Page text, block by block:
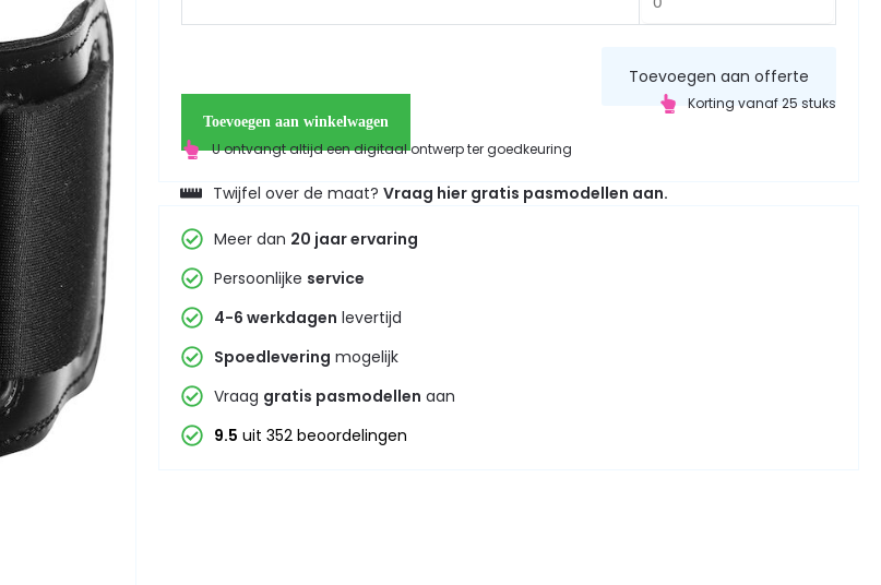
Toevoegen aan winkelwagen
U ontvangt altijd een digitaal ontwerp ter goedkeuring
Toevoegen aan offerte
Korting vanaf 25 stuks
Twijfel over de maat? Vraag hier gratis pasmodellen aan.
Meer dan 20 jaar ervaring
Persoonlijke service
4-6 werkdagen levertijd
Spoedlevering mogelijk
Vraag gratis pasmodellen aan
9.5 uit 352 beoordelingen